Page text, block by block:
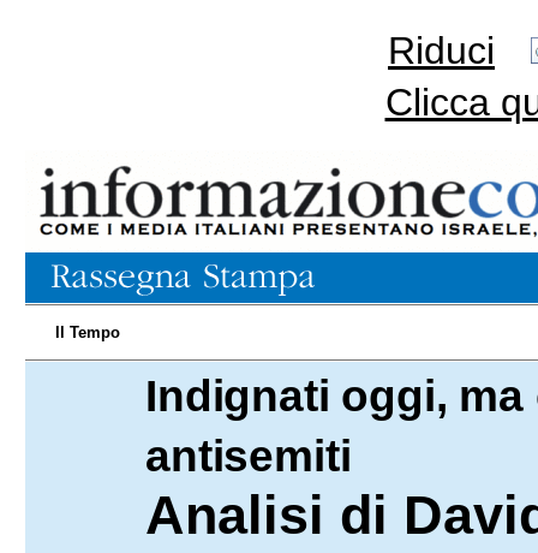
Riduci
Clicca
Il Tempo
Indignati oggi,
antisemiti
Analisi di